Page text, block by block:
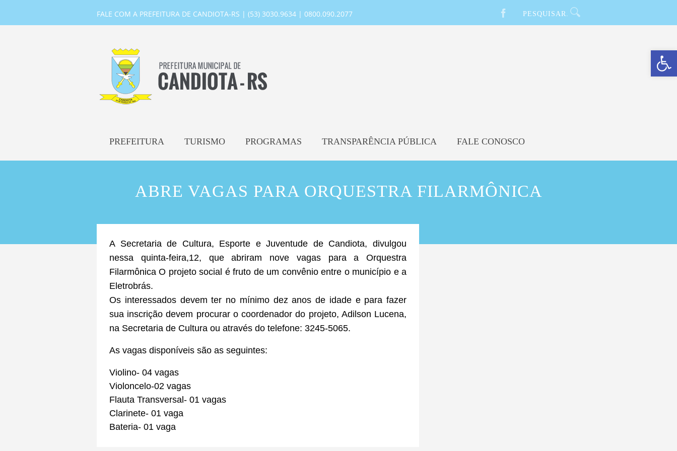
Barra de Ferramentas Aberta
FALE COM A PREFEITURA DE CANDIOTA-RS | (53) 3030.9634 | 0800.090.2077
PREFEITURA TURISMO PROGRAMAS TRANSPARÊNCIA PÚBLICA FALE CONOSCO
ABRE VAGAS PARA ORQUESTRA FILARMÔNICA
A Secretaria de Cultura, Esporte e Juventude de Candiota, divulgou
nessa quinta-feira,12, que abriram nove vagas para a Orquestra
Filarmônica O projeto social é fruto de um convênio entre o município e a
Eletrobrás.
Os interessados devem ter no mínimo dez anos de idade e para fazer
sua inscrição devem procurar o coordenador do projeto, Adilson Lucena,
na Secretaria de Cultura ou através do telefone: 3245-5065.
As vagas disponíveis são as seguintes:
Violino- 04 vagas
Violoncelo-02 vagas
Flauta Transversal- 01 vagas
Clarinete- 01 vaga
Bateria- 01 vaga